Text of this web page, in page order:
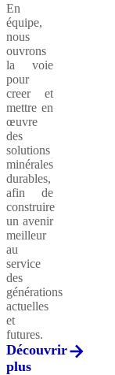
En
équipe,
nous
ouvrons
la voie
pour
creer et
mettre en
œuvre
des
solutions
minérales
durables,
afin de
construire
un avenir
meilleur
au
service
des
générations
actuelles
et
futures.
Découvrir
plus